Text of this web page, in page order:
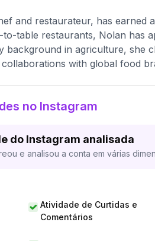
and restaurateur, has earned
table restaurants, Nolan has
background in agriculture, she
with global food
no Instagram
do Instagram analisada
e analisou a conta em várias
Atividade de Curtidas e
Comentários